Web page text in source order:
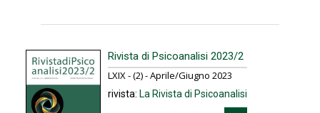
Rivista di Psicoanalisi 2023/2
LXIX - (2) - Aprile/Giugno 2023
rivista: La Rivista di Psicoanalisi